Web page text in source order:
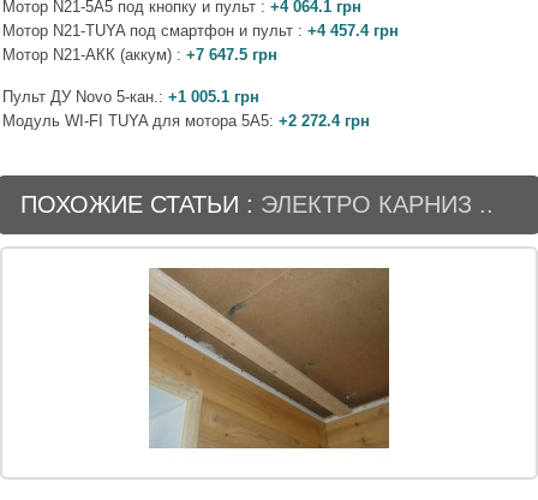
Мотор N21-5A5 под кнопку и пульт : +4 064.1 грн
Мотор N21-TUYA под смартфон и пульт : +4 457.4 грн
Мотор N21-АКК (аккум) : +7 647.5 грн
Пульт ДУ Novo 5-кан.: +1 005.1 грн
Модуль WI-FI TUYA для мотора 5A5: +2 272.4 грн
ПОХОЖИЕ СТАТЬИ : ЭЛЕКТРО КАРНИЗ ..